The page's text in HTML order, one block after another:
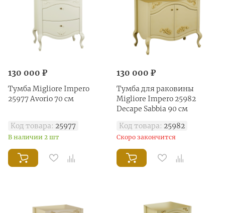
130 000 ₽
Тумба Migliore Impero
25977 Avorio 70 см
Код товара: 25977
В наличии 2 шт
130 000 ₽
Тумба для раковины
Migliore Impero 25982
Decape Sabbia 90 см
Код товара: 25982
Скоро закончится